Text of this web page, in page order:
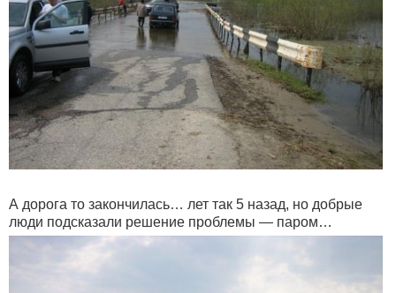
А дорога то закончилась… лет так 5 назад, но добрые
люди подсказали решение проблемы — паром…